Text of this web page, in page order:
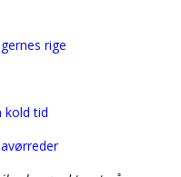
rige
kold tid